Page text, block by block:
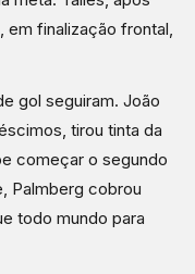
em finalização frontal,
gol seguiram. João
tirou tinta da
começar o segundo
Palmberg cobrou
todo mundo para